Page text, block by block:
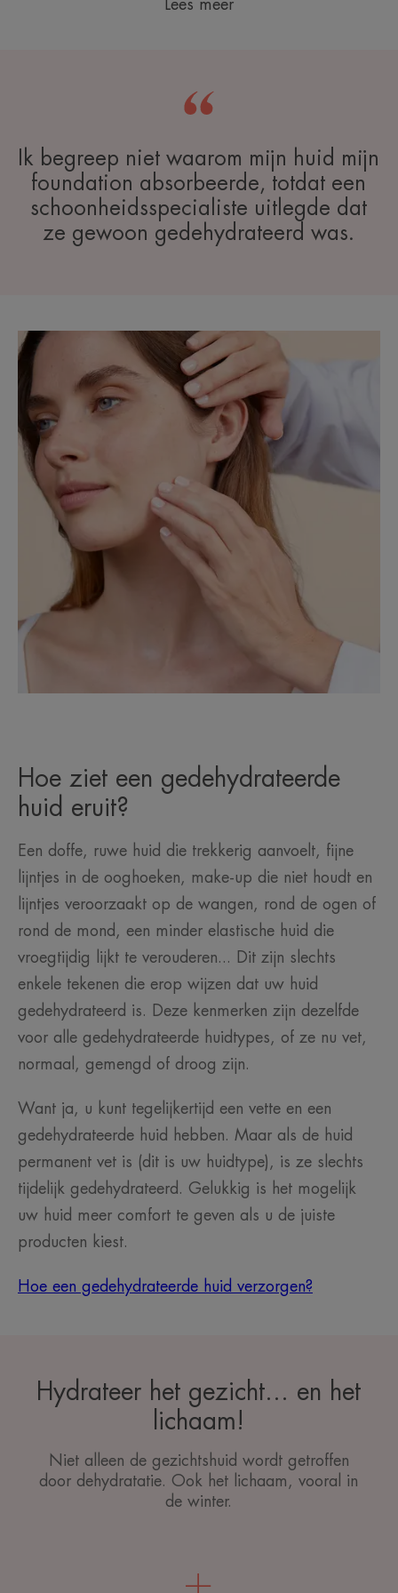
Lees meer
Ik begreep niet waarom mijn huid mijn
foundation absorbeerde, totdat een
schoonheidsspecialiste uitlegde dat
ze gewoon gedehydrateerd was.
Hoe ziet een gedehydrateerde
huid eruit?
Een doffe, ruwe huid die trekkerig aanvoelt, fijne
lijntjes in de ooghoeken, make-up die niet houdt en
lijntjes veroorzaakt op de wangen, rond de ogen of
rond de mond, een minder elastische huid die
vroegtijdig lijkt te verouderen... Dit zijn slechts
enkele tekenen die erop wijzen dat uw huid
gedehydrateerd is. Deze kenmerken zijn dezelfde
voor alle gedehydrateerde huidtypes, of ze nu vet,
normaal, gemengd of droog zijn.
Want ja, u kunt tegelijkertijd een vette en een
gedehydrateerde huid hebben. Maar als de huid
permanent vet is (dit is uw huidtype), is ze slechts
tijdelijk gedehydrateerd. Gelukkig is het mogelijk
uw huid meer comfort te geven als u de juiste
producten kiest.
Hoe een gedehydrateerde huid verzorgen?
Hydrateer het gezicht... en het
lichaam!
Niet alleen de gezichtshuid wordt getroffen
door dehydratatie. Ook het lichaam, vooral in
de winter.